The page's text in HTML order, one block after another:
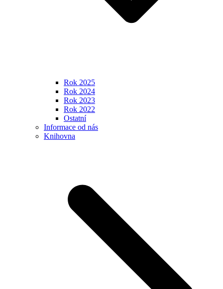
Rok 2025
Rok 2024
Rok 2023
Rok 2022
Ostatní
Informace od nás
Knihovna